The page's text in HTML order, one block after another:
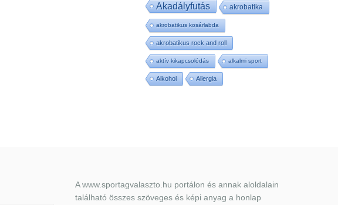
Akadályfutás akrobatika
akrobatikus kosárlabda
akrobatikus rock and roll
aktív kikapcsolódás alkalmi sport
Alkohol Allergia
A www.sportagvalaszto.hu portálon és annak aloldalain
található összes szöveges és képi anyag a honlap